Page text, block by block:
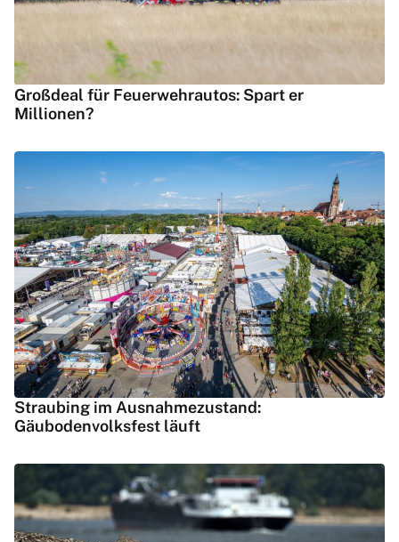
Großdeal für Feuerwehrautos: Spart er
Millionen?
Straubing im Ausnahmezustand:
Gäubodenvolksfest läuft